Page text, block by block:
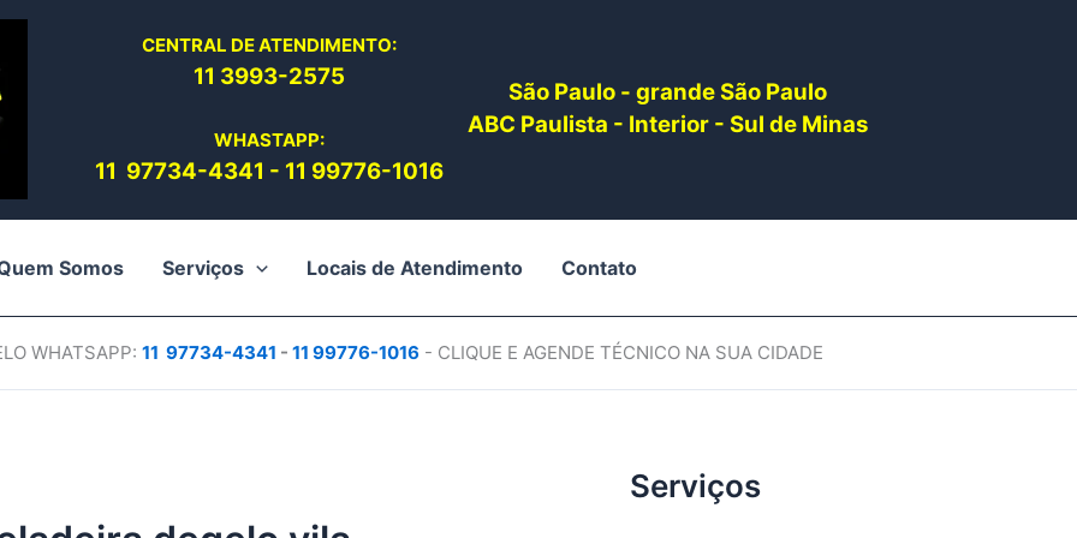
CENTRAL DE ATENDIMENTO:
11 3993-2575
WHASTAPP:
11 97734-4341 - 11 99776-1016
São Paulo - grande São Paulo
ABC Paulista - Interior - Sul de Minas
Somos Serviços Locais de Atendimento Contato
WHATSAPP: 11 97734-4341 - 11 99776-1016 - CLIQUE E AGENDE TÉCNICO NA SUA CIDADE
Serviços